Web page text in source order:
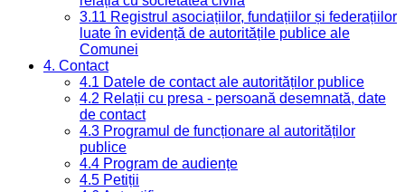
3.11 Registrul asociațiilor, fundațiilor și federațiilor
luate în evidență de autoritățile publice ale
Comunei
4. Contact
4.1 Datele de contact ale autorităților publice
4.2 Relații cu presa - persoană desemnată, date
de contact
4.3 Programul de funcționare al autorităților
publice
4.4 Program de audiențe
4.5 Petiții